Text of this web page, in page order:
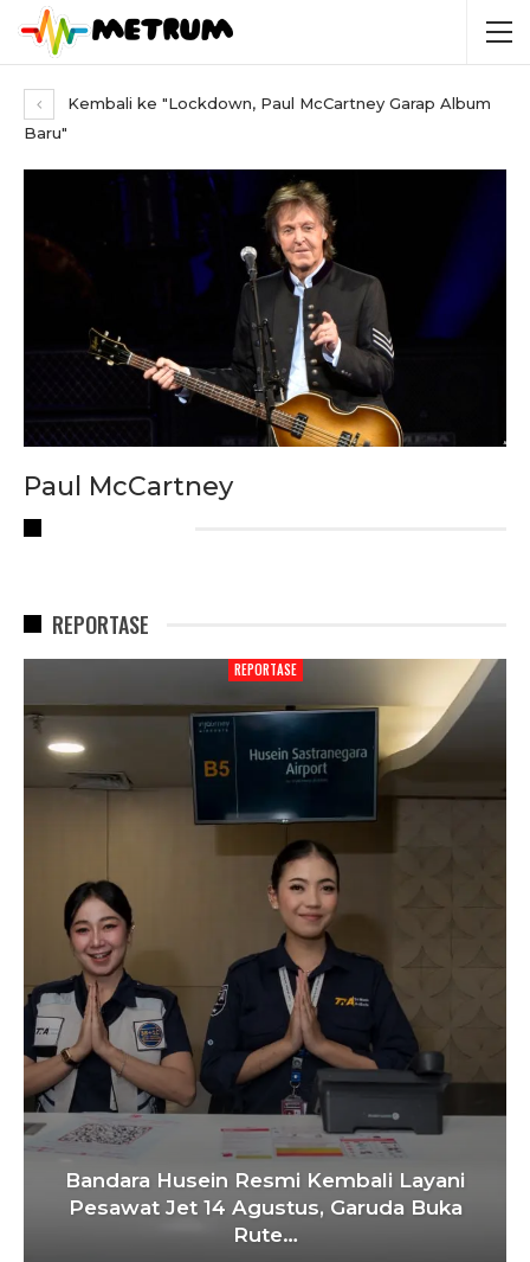
Kembali ke "Lockdown, Paul McCartney Garap Album
Baru"
Paul McCartney
REPORTASE
REPORTASE
Bandara Husein Resmi Kembali Layani
Pesawat Jet 14 Agustus, Garuda Buka
Rute…